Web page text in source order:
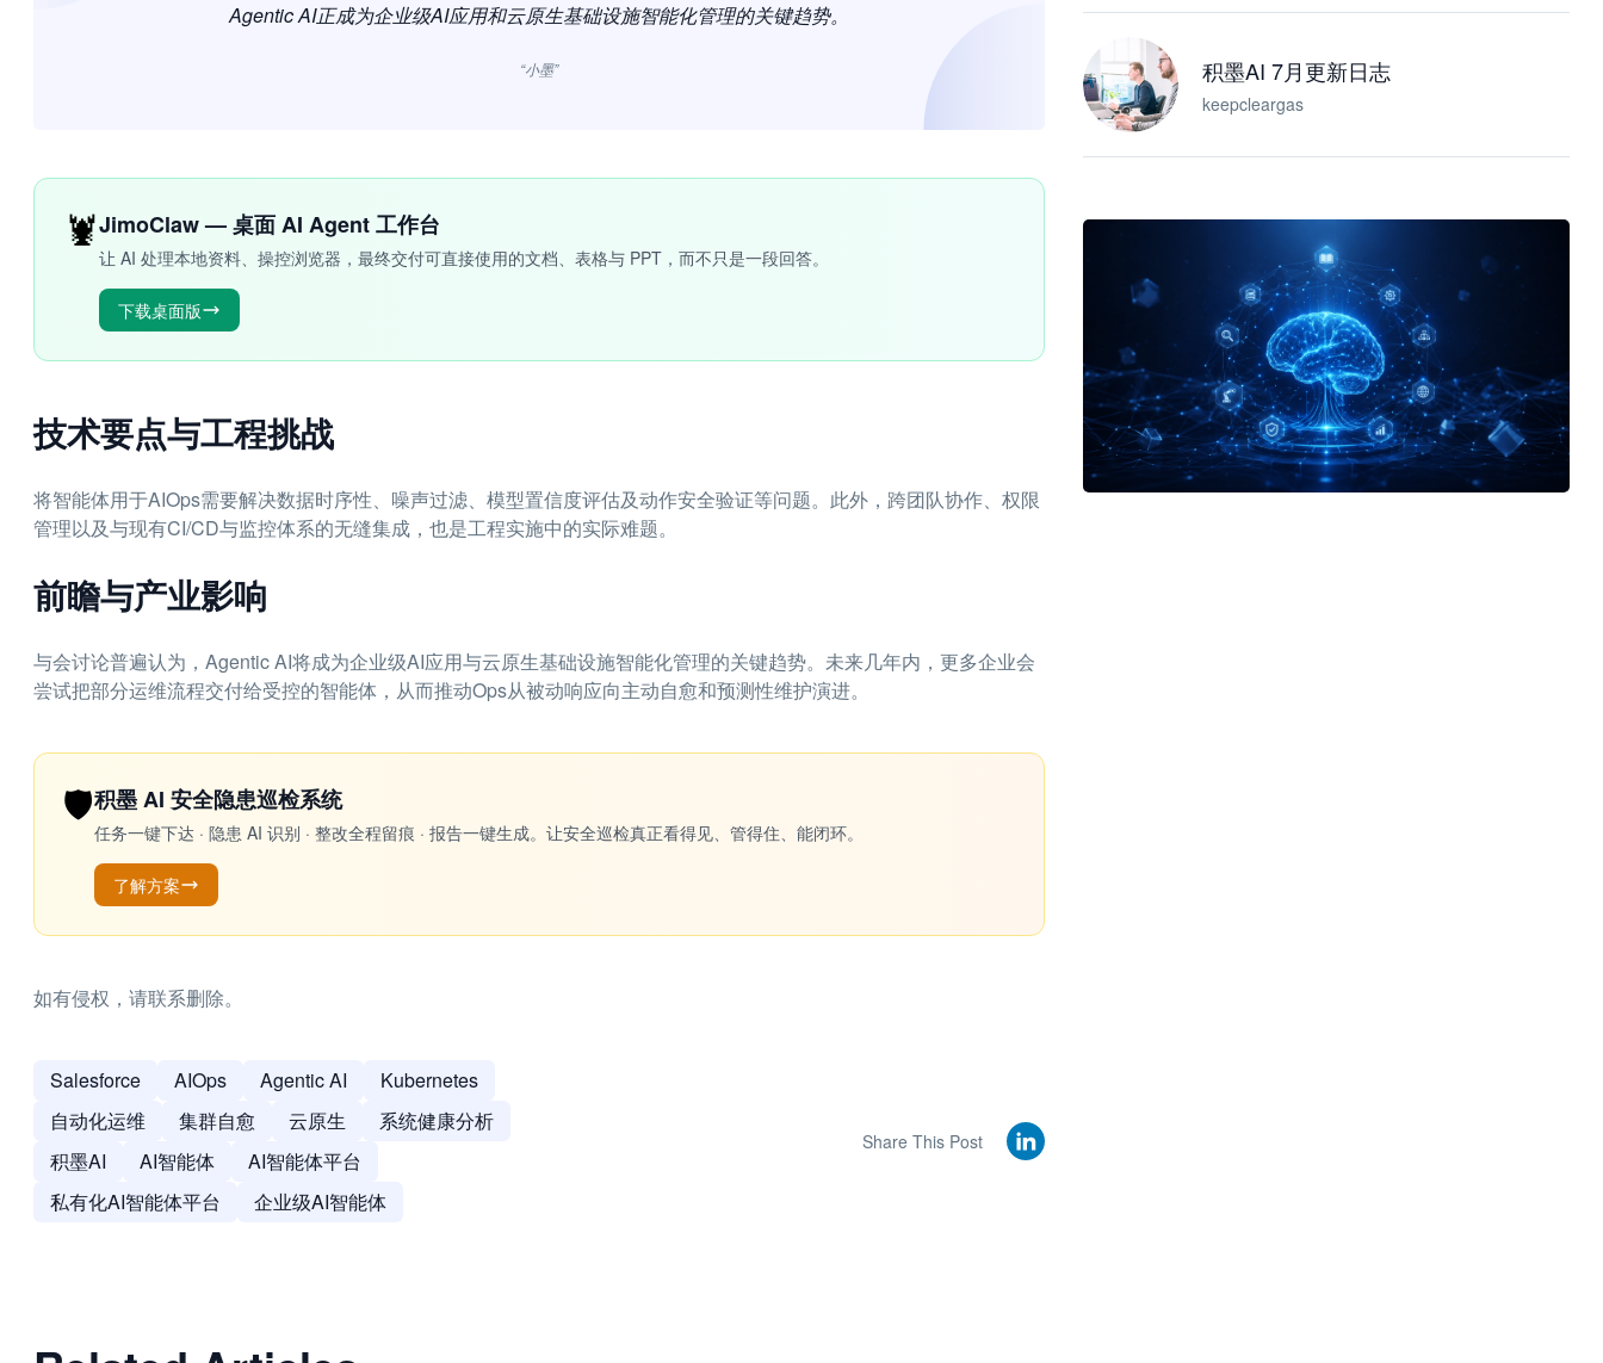
Agentic AI正成为企业级AI应用和云原生基础设施智能化管理的关键趋势。
“小墨”
🦞JimoClaw — 桌面 AI Agent 工作台
让 AI 处理本地资料、操控浏览器，最终交付可直接使用的文档、表格与 PPT，而不只是一段回答。
下载桌面版
技术要点与工程挑战
将智能体用于AIOps需要解决数据时序性、噪声过滤、模型置信度评估及动作安全验证等问题。此外，跨团队协作、权限
管理以及与现有CI/CD与监控体系的无缝集成，也是工程实施中的实际难题。
前瞻与产业影响
与会讨论普遍认为，Agentic AI将成为企业级AI应用与云原生基础设施智能化管理的关键趋势。未来几年内，更多企业会
尝试把部分运维流程交付给受控的智能体，从而推动Ops从被动响应向主动自愈和预测性维护演进。
🛡️积墨 AI 安全隐患巡检系统
任务一键下达 · 隐患 AI 识别 · 整改全程留痕 · 报告一键生成。让安全巡检真正看得见、管得住、能闭环。
了解方案
如有侵权，请联系删除。
Salesforce AIOps Agentic AI
Kubernetes
自动化运维
集群自愈 云原生
系统健康分析
积墨AI
AI智能体
AI智能体平台
私有化AI智能体平台
企业级AI智能体
Share This Post
积墨AI 7月更新日志
keepcleargas